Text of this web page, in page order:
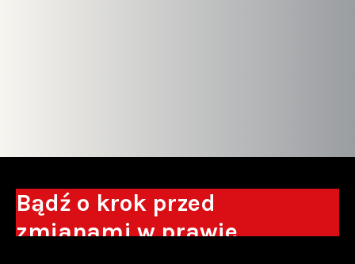
Bądź o krok przed
zmianami w prawie